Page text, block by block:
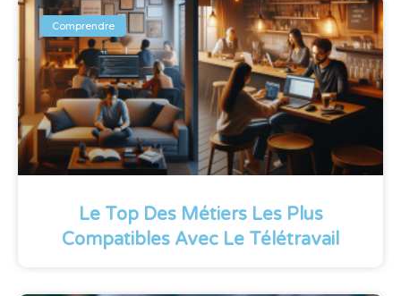
Comprendre
Le Top Des Métiers Les Plus
Compatibles Avec Le Télétravail